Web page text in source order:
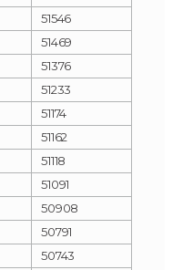
51546
51469
51376
51233
51174
51162
51118
51091
50908
50791
50743